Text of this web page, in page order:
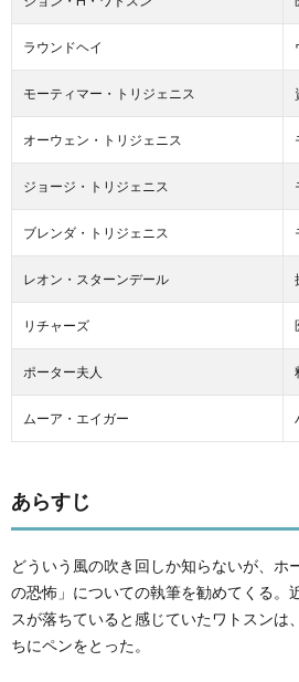
ラウンドヘイ
モーティマー・トリジェニス
オーウェン・トリジェニス
ジョージ・トリジェニス
ブレンダ・トリジェニス
レオン・スターンデール
リチャーズ
ポーター夫人
ムーア・エイガー
あらすじ
どういう風の吹き回しか知らないが、ホ
の恐怖」についての執筆を勧めてくる。
スが落ちていると感じていたワトスンは
ちにペンをとった。